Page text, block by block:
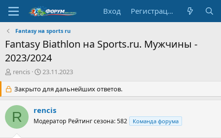
Вход Регистрация
Fantasy на sports ru
Fantasy Biathlon на Sports.ru. Мужчины -
2023/2024
А
т
о
р
т
е
м
rencis
Д
т
а
а
ч
23.11.2023
Закрыто для дальнейших ответов.
R rencis
Модератор Рейтинг сезона: 582 Команда форума